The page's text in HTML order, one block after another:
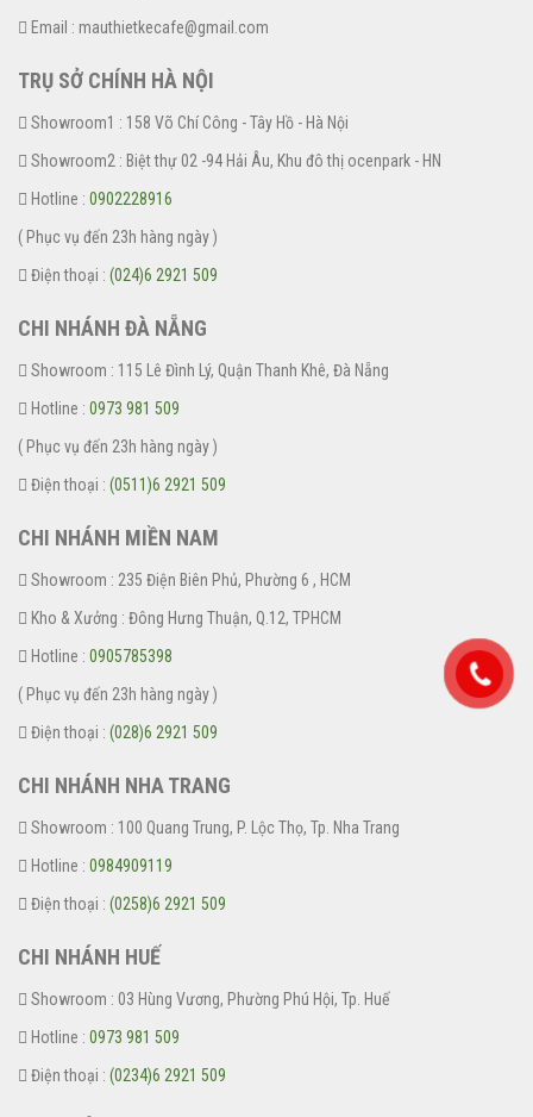
Email : mauthietkecafe@gmail.com
TRỤ SỞ CHÍNH HÀ NỘI
Showroom1 : 158 Võ Chí Công - Tây Hồ - Hà Nội
Showroom2 : Biệt thự 02 -94 Hải Âu, Khu đô thị ocenpark - HN
Hotline : 0902228916
( Phục vụ đến 23h hàng ngày )
Điện thoại : (024)6 2921 509
CHI NHÁNH ĐÀ NẴNG
Showroom : 115 Lê Đình Lý, Quận Thanh Khê, Đà Nẵng
Hotline : 0973 981 509
( Phục vụ đến 23h hàng ngày )
Điện thoại : (0511)6 2921 509
CHI NHÁNH MIỀN NAM
Showroom : 235 Điện Biên Phủ, Phường 6 , HCM
Kho & Xưởng : Đông Hưng Thuận, Q.12, TPHCM
Hotline : 0905785398
( Phục vụ đến 23h hàng ngày )
Điện thoại : (028)6 2921 509
CHI NHÁNH NHA TRANG
Showroom : 100 Quang Trung, P. Lộc Thọ, Tp. Nha Trang
Hotline : 0984909119
Điện thoại : (0258)6 2921 509
CHI NHÁNH HUẾ
Showroom : 03 Hùng Vương, Phường Phú Hội, Tp. Huế
Hotline : 0973 981 509
Điện thoại : (0234)6 2921 509